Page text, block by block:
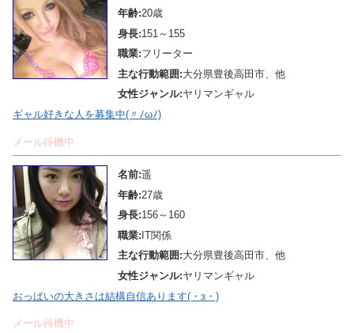
年齢:20歳
身長:151～155
職業:フリーター
主な行動範囲:大分県豊後高田市、他
女性ジャンル:ヤリマンギャル
ギャル好きな人を募集中(〃ﾉωﾉ)
メール待機中
名前:遥
年齢:27歳
身長:156～160
職業: IT関係
主な行動範囲:大分県豊後高田市、他
女性ジャンル:ヤリマンギャル
おっぱいの大きさは結構自信あります(・з・)
メール待機中